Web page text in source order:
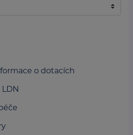
o dotacích